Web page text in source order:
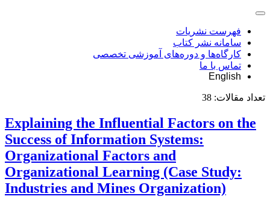
فهرست نشریات
سامانه نشر کتاب
کارگاه‌ها و دوره‌های آموزشی تخصصی
تماس با ما
English
تعداد مقالات: 38
Explaining the Influential Factors on the
Success of Information Systems:
Organizational Factors and
Organizational Learning (Case Study:
Industries and Mines Organization)